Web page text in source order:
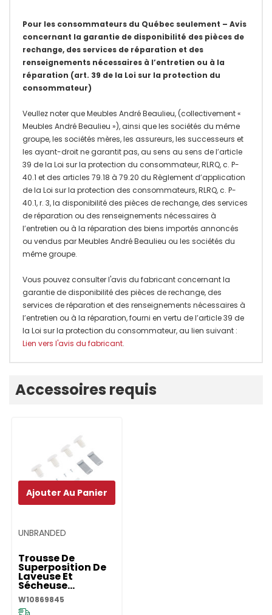
Pour les consommateurs du Québec seulement – Avis
concernant la garantie de disponibilité des pièces de
rechange, des services de réparation et des
renseignements nécessaires à l’entretien ou à la
réparation (art. 39 de la Loi sur la protection du
consommateur)
Veullez noter que Meubles André Beaulieu, (collectivement «
Meubles André Beaulieu »), ainsi que les sociétés du même
groupe, les sociétés mères, les assureurs, les successeurs et
les ayant-droit ne garantit pas, au sens au sens de l’article
39 de la Loi sur la protection du consommateur, RLRQ, c. P-
40.1 et des articles 79.18 à 79.20 du Règlement d’application
de la Loi sur la protection des consommateurs, RLRQ, c. P-
40.1, r. 3, la disponibilité des pièces de rechange, des services
de réparation ou des renseignements nécessaires à
l’entretien ou à la réparation des biens importés annoncés
ou vendus par Meubles André Beaulieu ou les sociétés du
même groupe.
Vous pouvez consulter l'avis du fabricant concernant la
garantie de disponibilité des pièces de rechange, des
services de réparation et des renseignements nécessaires à
l’entretien ou à la réparation, fourni en vertu de l’article 39 de
la Loi sur la protection du consommateur, au lien suivant :
Lien vers l'avis du fabricant.
Accessoires requis
UNBRANDED
Trousse De
Superposition De
Laveuse Et
Sécheuse
W10869845
W10869845
Ajouter Au Panier